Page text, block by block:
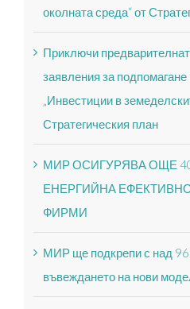
околната среда“ от
Приключи
заявления за
„Инвестиции в
Стратегическия план
МИР ОСИГУРЯВА ОЩЕ
ЕНЕРГИЙНА
ФИРМИ
МИР ще подкрепи с над 96
въвеждането на нови